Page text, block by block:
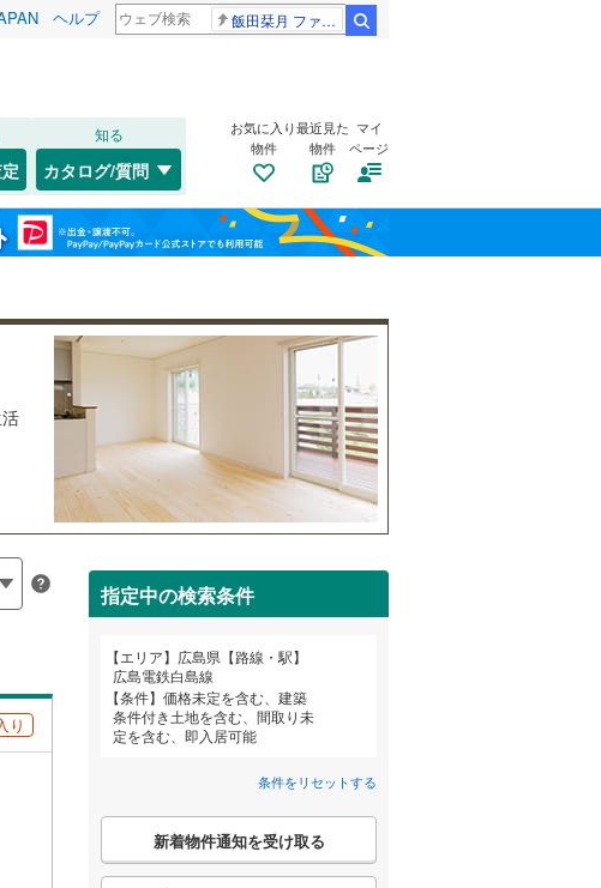
ヘルプ 飯田栞月 ファントム
知る
カタログ/質問
お気に入り
物件
最近見た
物件
マイ
ページ
り
指定中の検索条件
エリア
広島県【路線・駅】
広島電鉄白島線
条件
価格未定を含む、建築
条件付き土地を含む、間取り未
定を含む、即入居可能
条件をリセットする
こ
検
新着物件通知を受け取る
福島
和歌山
鹿児島
条件をリセットする
南区(19)
安佐北区(33)
三原市( 1)
府中市
)
大竹市
安芸高田市 ( 0
山県郡安芸太田町(
条件をリセットする
条件をリセットする
福塩線(11)
木次線(0)
広島電鉄皆実線
広島電鉄循環線
条件をリセットする
条件をリセットする
トイレ２か所（3）
太陽光発電システム（0）
南道路（1）
住宅性能評価付き（0）
条件をリセットする
す。
付